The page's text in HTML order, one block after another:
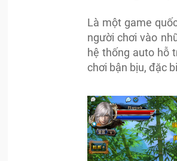
Là một game
người chơi vào
hệ thống auto hỗ
chơi bận bịu, đặc